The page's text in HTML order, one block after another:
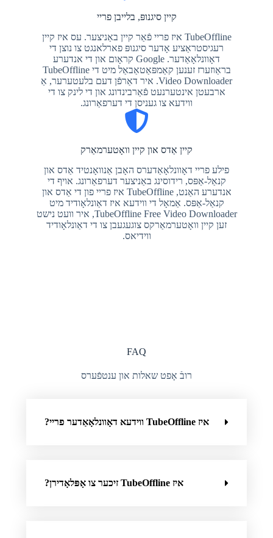
קיין סיגנופּ, בלייבן פריי
TubeOffline איז פריי פֿאַר קיין באַניצער. עס איז קיין
רעגיסטראַציע אָדער סיגנופּ פארלאנגט צו נוצן די
דאָוונלאָאַדער. Google קראָום און די אנדערע
בראַוזערז זענען קאַמפּאַטאַבאַל מיט די TubeOffline
Video Downloader. איר דאַרפֿן דעם בלעטערער, ​​​​אַ
ארבעטן אינטערנעט פֿאַרבינדונג און די לינק צו די
ווידעא צו געניסן די דערפאַרונג.
קיין אַדס און קיין וואָטערמאַרק
פילע פריי דאָוונלאָאַדערס האָבן אַנוואָנטיד אַדס און
קנאַל-אַפּס, רידוסינג באַניצער דערפאַרונג. אויף די
אנדערע האַנט, TubeOffline איז פריי פון די אַדס און
קנאַל-אַפּס. אַמאָל די ווידעא איז דאַונלאָודיד מיט
TubeOffline Free Video Downloader, איר וועט נישט
זען קיין וואָטערמאַרקס צוגעגעבן צו די דאַונלאָודיד
ווידיאס.
FAQ
רובֿ אָפט שאלות און ענטפֿערס
איז TubeOffline ווידעא דאָוונלאָאַדער פריי?
איז TubeOffline זיכער צו אָפּלאָדירן?